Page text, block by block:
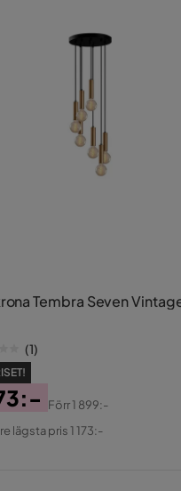
Tembra Seven
(1)
Förr1 899:-
lägsta pris 1 173:-